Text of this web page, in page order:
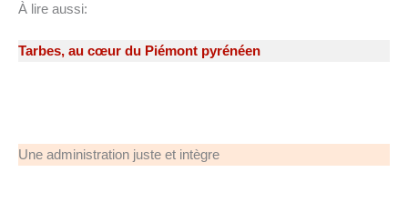
À lire aussi:
Tarbes, au cœur du Piémont pyrénéen
Une administration juste et intègre